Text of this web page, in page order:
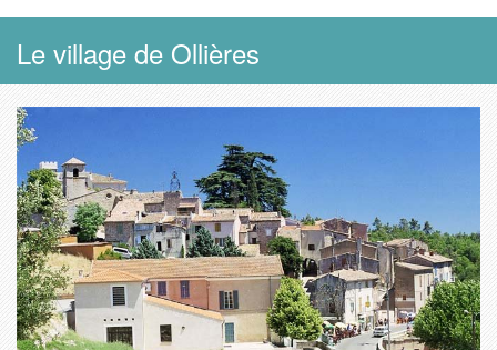
Le village de Ollières